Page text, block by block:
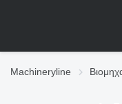
Machineryline